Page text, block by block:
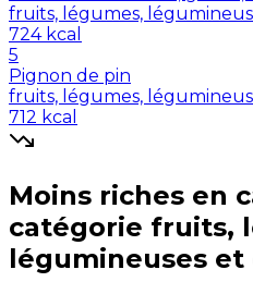
fruits, légumes,
724 kcal
5
Pignon de pin
fruits, légumes,
712 kcal
Moins riches en
catégorie fruits,
légumineuses